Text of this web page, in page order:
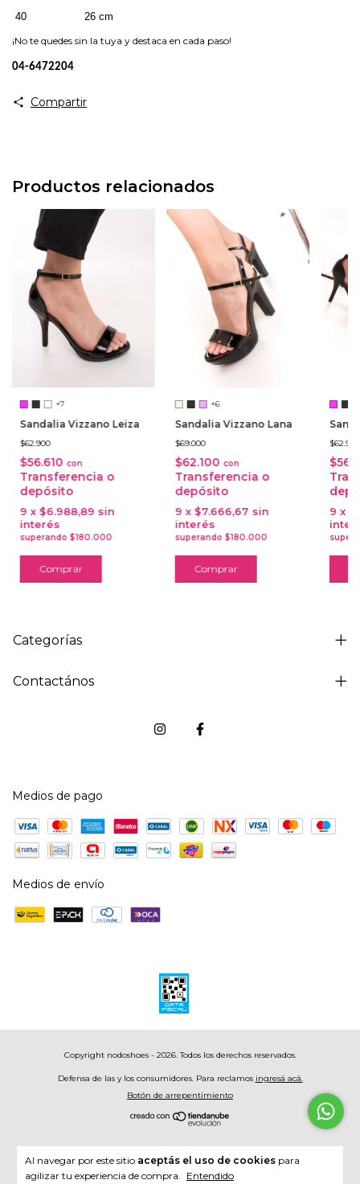
Al navegar por este sitio aceptás el uso de cookies para
agilizar tu experiencia de compra. Entendido
40 26 cm
¡No te quedes sin la tuya y destaca en cada paso!
04-6472204
Compartir
Productos relacionados
+7
Sandalia Vizzano Leiza
$62.900
$56.610 con
Transferencia o
depósito
9 x $6.988,89 sin
interés
Comprar
+6
Sandalia Vizzano Lana
$69.000
$62.100 con
Transferencia o
depósito
9 x $7.666,67 sin
interés
Comprar
9 x
Categorías
Contactános
Medios de pago
Medios de envío
Copyright nodoshoes - 2026. Todos los derechos reservados.
Defensa de las y los consumidores. Para reclamos ingresá acá.
Botón de arrepentimiento